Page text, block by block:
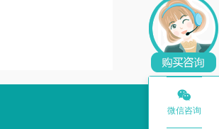

微信咨询